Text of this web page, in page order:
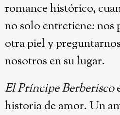
romance histórico,
no solo entretiene:
otra piel y
nosotros en su lugar.
El Príncipe Berberisco
historia de amor. Un